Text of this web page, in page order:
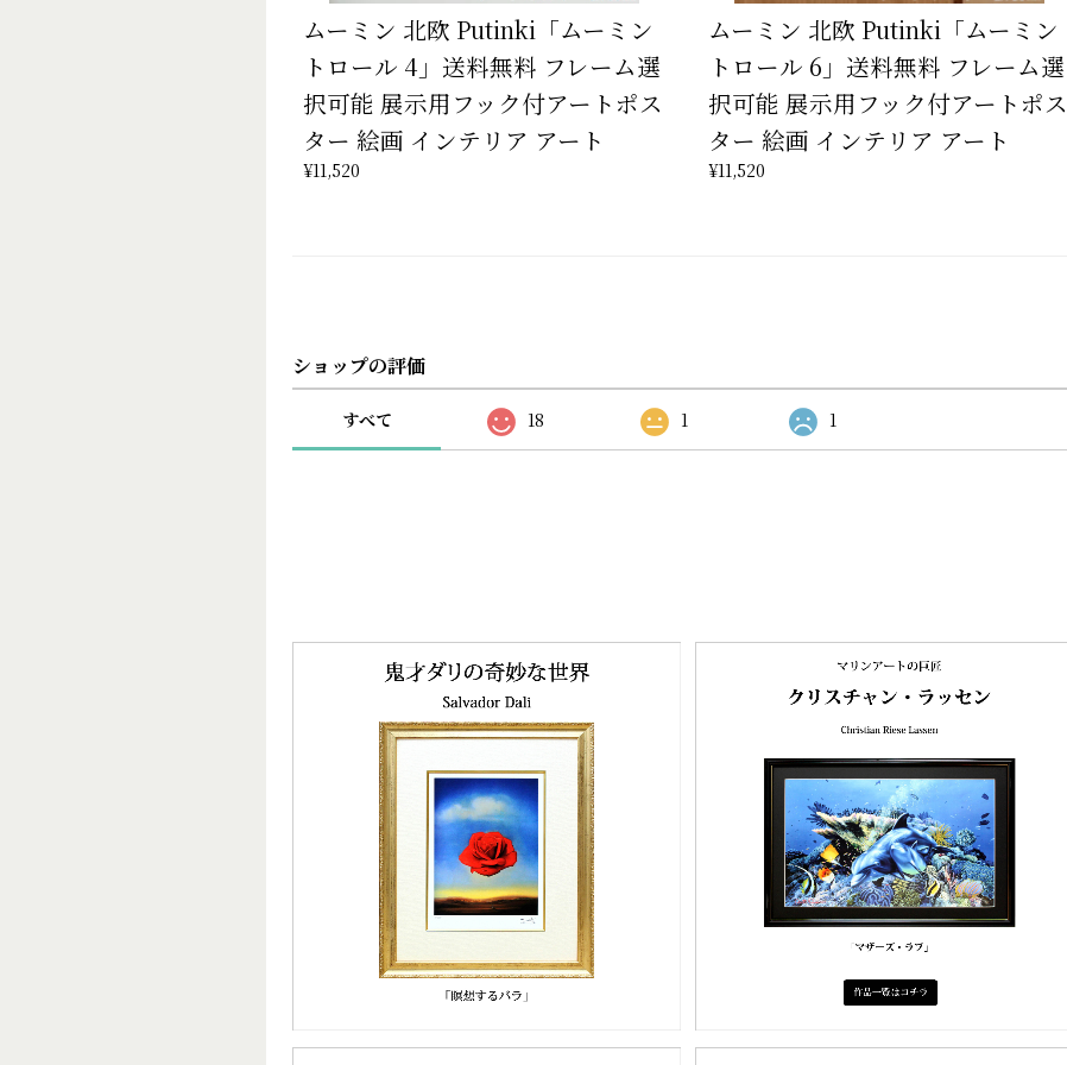
ムーミン 北欧 Putinki「ムーミン
トロール 4」送料無料 フレーム選
択可能 展示用フック付アートポス
ター 絵画 インテリア アート
¥11,520
ムーミン 北欧 Putinki「ムーミン
トロール 6」送料無料 フレーム選
択可能 展示用フック付アートポス
ター 絵画 インテリア アート
¥11,520
ショップの評価
すべて 18 1 1